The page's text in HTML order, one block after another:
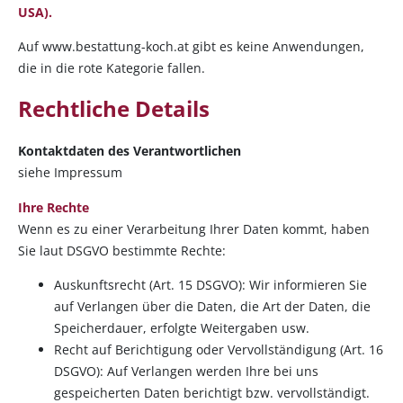
USA).
Auf www.bestattung-koch.at gibt es keine Anwendungen,
die in die rote Kategorie fallen.
Rechtliche Details
Kontaktdaten des Verantwortlichen
siehe Impressum
Ihre Rechte
Wenn es zu einer Verarbeitung Ihrer Daten kommt, haben
Sie laut DSGVO bestimmte Rechte:
Auskunftsrecht (Art. 15 DSGVO): Wir informieren Sie
auf Verlangen über die Daten, die Art der Daten, die
Speicherdauer, erfolgte Weitergaben usw.
Recht auf Berichtigung oder Vervollständigung (Art. 16
DSGVO): Auf Verlangen werden Ihre bei uns
gespeicherten Daten berichtigt bzw. vervollständigt.